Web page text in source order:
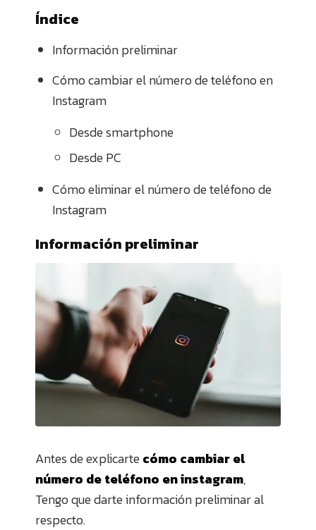
Índice
Información preliminar
Cómo cambiar el número de teléfono en
Instagram
Desde smartphone
Desde PC
Cómo eliminar el número de teléfono de
Instagram
Información preliminar
Antes de explicartecómo cambiar el
número de teléfono en instagram,
Tengo que darte información preliminar al
respecto.